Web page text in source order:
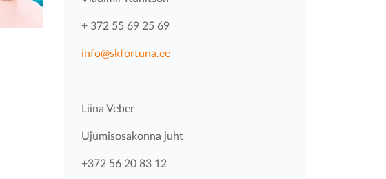
+ 372 55 69 25 69
info@skfortuna.ee
Liina Veber
Ujumisosakonna juht
+372 56 20 83 12